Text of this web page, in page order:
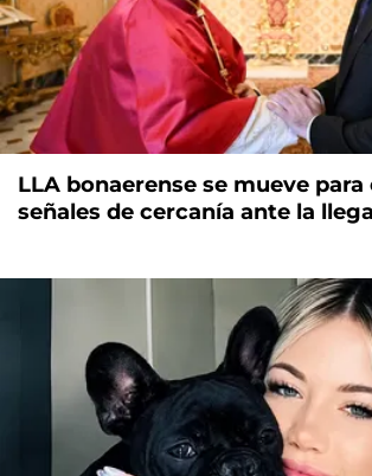
LLA bonaerense se mueve para
señales de cercanía ante la